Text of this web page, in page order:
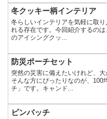
冬クッキー柄インテリア
冬らしいインテリアを気軽に取
れる存在です。今回紹介するの
のアイシングクッ...
防災ポーチセット
突然の災害に備えたいけれど、
そんな方にぴったりなのが、100
チ」です。キャンド...
ピンバッチ